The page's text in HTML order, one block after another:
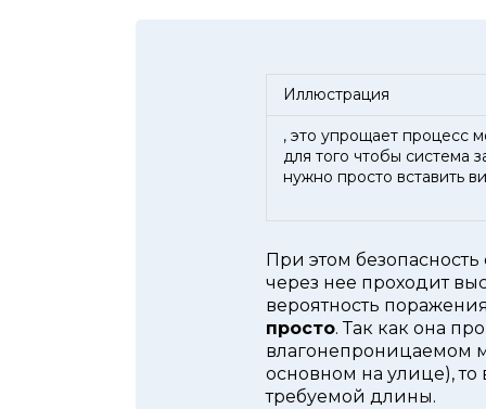
Иллюстрация
, это упрощает процесс
для того чтобы система
нужно просто вставить
При этом
через нее проходит
вероятность
просто. Так как она
влагонепроницаемом
основном на улице), то
требуемой длины.